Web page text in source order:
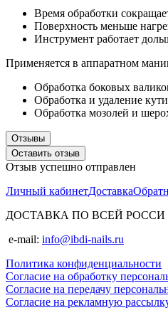
Время обработки
Поверхность меньше
Инструмент работает
Применяется в аппаратном
Обработка боковых
Обработка и удаление
Обработка мозолей и
Отзывы
Оставить отзыв
Отзыв успешно отправлен
Личный кабинетДоставка
ДОСТАВКА ПО ВСЕЙ РОССИ
e-mail: info@ibdi-nails.ru
Политика конфиденциальности
Согласие на обработку
Согласие на передачу
Согласие на рекламную